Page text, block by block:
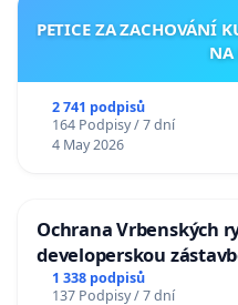
PETICE ZA ZACHOVÁNÍ
NA
2 741 podpisů
164 Podpisy / 7 dní
4 May 2026
Ochrana Vrbenských
developerskou
1 338 podpisů
137 Podpisy / 7 dní